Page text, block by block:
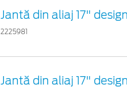
Jantă din aliaj 17"
2225981
Jantă din aliaj 17"